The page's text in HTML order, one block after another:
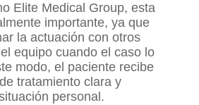
Elite Medical Group, esta
importante, ya que
la actuación con otros
equipo cuando el caso lo
modo, el paciente recibe
tratamiento clara y
personal.